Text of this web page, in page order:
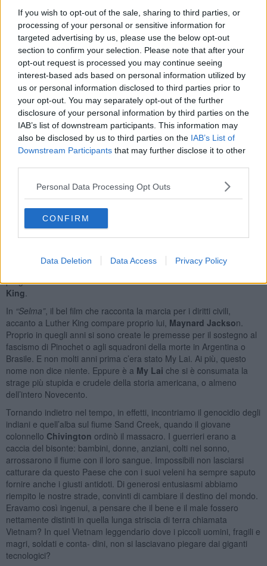
If you wish to opt-out of the sale, sharing to third parties, or
processing of your personal or sensitive information for
targeted advertising by us, please use the below opt-out
section to confirm your selection. Please note that after your
opt-out request is processed you may continue seeing
interest-based ads based on personal information utilized by
us or personal information disclosed to third parties prior to
your opt-out. You may separately opt-out of the further
disclosure of your personal information by third parties on the
IAB’s list of downstream participants. This information may
also be disclosed by us to third parties on the IAB’s List of
Downstream Participants that may further disclose it to other
Personal Data Processing Opt Outs
CONFIRM
Data Deletion Data Access Privacy Policy
entravi. Figuriamoci, poi, se eri un dirigente politico e facevi parte
del Comitato centrale. Ci voleva un permesso speciale del
Dipartimento di Stato e veniva concesso solo se una Istituzione
culturale, quasi sempre un’ università, formulava un invito ufficiale,
con tanto di programma e itinerario annesso. A quei tempi al
Dipartimento di Stato c’erano mastini comeKissingere non c’era
nulla da fare: i comunisti non avrebbero conquistato l’America.
Il mio invito giunse infatti dall’ Università della Georgia. Era un invito
al sindaco che aveva accolto gli studenti e i professori dei corsi
d’arte e di architettura nella sua Cortona, cittadina di una Toscana
culla dell’arte e del Rinascimento. Nell’invito era prevista la
cerimonia per una sorta di protocollo di amicizia con il sindaco di
Atlanta.
Così è capitato anche questo, nella mia vita. Diventare, a un certo
punto,sindaco onorario di Atlanta, in Georgia, negli Stati Uniti
d’America. Era il 1975 e un anno prima Maynard Jackson era
diventato il primo sindaco nero della Georgia. Proprio l’incontro con
Jackson mi rimase impresso più di ogni altra cosa. Era alto,
dai massicci baffi neri. Mi accolse con grande calore. Volle sapere
anche della mia attività̀ politica. Lui era un democratico
progressista e veniva dire amante dal movimento diMartin Luther
King
In “Selma”, il bel film che racconta la marcia per i diritti civili,
accanto a Luther King compare proprio lui, Maynard Jackson.
Proprio in quegli anni si sono create le premesse per il sostegno al
fascismo di Pinochet o agli squadroni della morte in Argentina o
Brasile. E non molti anni prima c’era stato My Lai. Ai più, questo
nome non dice niente. Eppure è a My Lai che si è consumata la
strage più stupida e crudele della storia americana, o almeno
dell’intero Novecento.
Tornando indietro nel tempo, in effetti, incontriamo il genocidio degli
indiani e quell’alba sul fiume Sand Creek, quando il giovane
colonnello Chivington ordinò il massacro. I guerrieri erano a
caccia del bisonte: bambini, donne, anziani, colti nel sonno,
arrossarono il fiume con il loro sangue. Impossibili non lasciarsi
catturare da questo Paese che con i suoi veleni ha sempre saputo
fornire anche i giusti antidoti. Di generosi entusiasmi abbiamo
riempito le nostre strade, convinti di cambiare il destino del mondo.
Eravamo così ingenui, a pensare che il bene e il male fossero
nettamente distinti in quella lunga striscia di terra chiamata
Vietnam? In quel Vietnam leggendario dove i piccoli uomini, fragili e
magri, soldati e conta- dini, non si lasciavano piegare dai giganti
tecnologici?